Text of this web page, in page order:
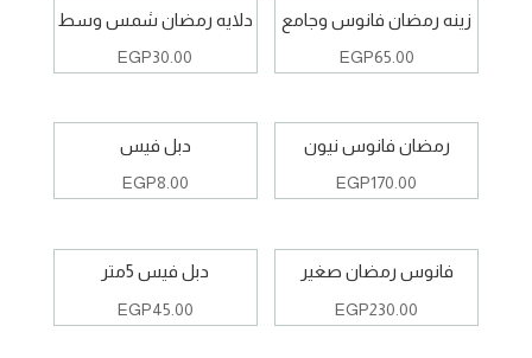
زينه رمضان فانوس وجامع
EGP65.00
دلايه رمضان شمس وسط
EGP30.00
رمضان فانوس نيون
EGP170.00
دبل فيس
EGP8.00
فانوس رمضان صغير
EGP230.00
دبل فيس 5متر
EGP45.00